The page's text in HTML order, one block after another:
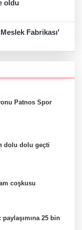
oldu
Fabrikası'
Patnos Spor
dolu dolu geçti
coşkusu
paylaşımına 25 bin